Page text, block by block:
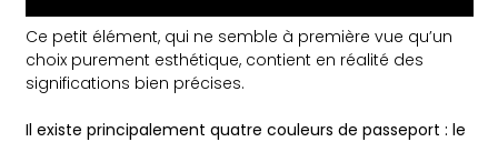
Ce petit élément, qui ne semble à première vue qu’un
choix purement esthétique, contient en réalité des
significations bien précises.
Il existe principalement quatre couleurs de passeport : le